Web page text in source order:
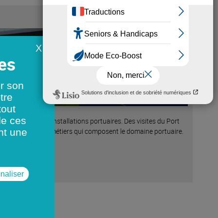
en bus des installations portuaires. Des visites du Port
et des métiers qui composent le domaine portuaire.
X
son
ces
une